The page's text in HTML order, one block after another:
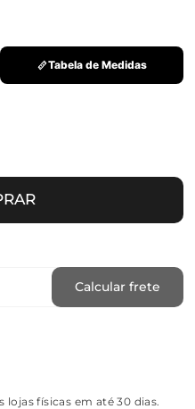
Tabela de Medidas
Calcular frete
físicas em até 30 dias.